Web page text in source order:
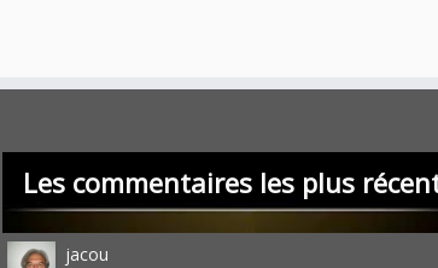
Les commentaires les plus
jacou